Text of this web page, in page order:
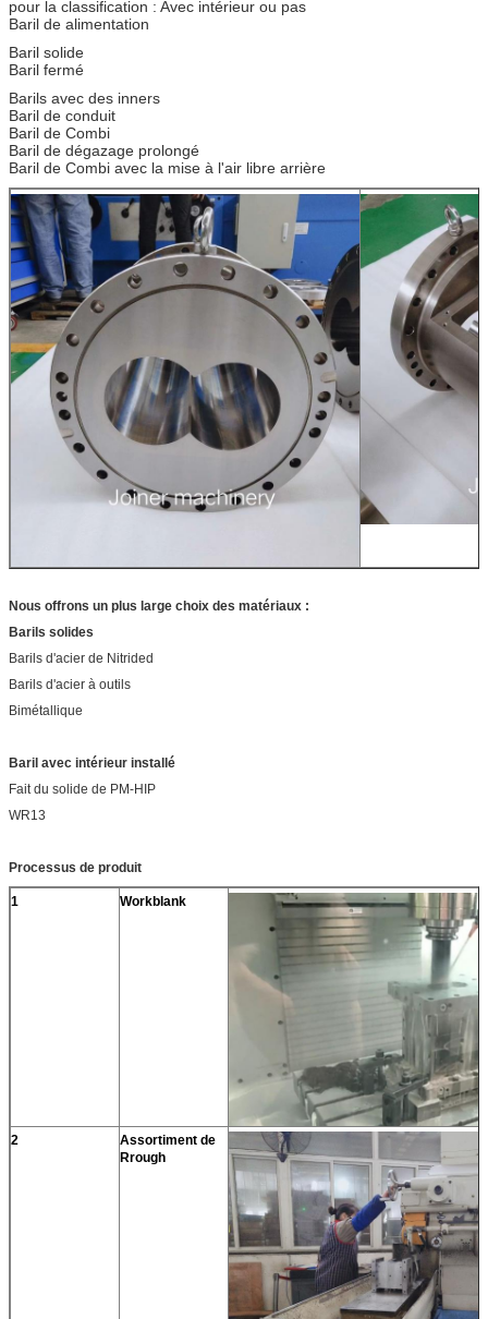
pour la classification : Avec intérieur ou pas
Baril de alimentation
Baril solide
Baril fermé
Barils avec des inners
Baril de conduit
Baril de Combi
Baril de dégazage prolongé
Baril de Combi avec la mise à l'air libre arrière
Nous offrons un plus large choix des matériaux :
Barils solides
Barils d'acier de Nitrided
Barils d'acier à outils
Bimétallique
Baril avec intérieur installé
Fait du solide de PM-HIP
WR13
Processus de produit
1 Workblank
2
Assortiment de
Rrough